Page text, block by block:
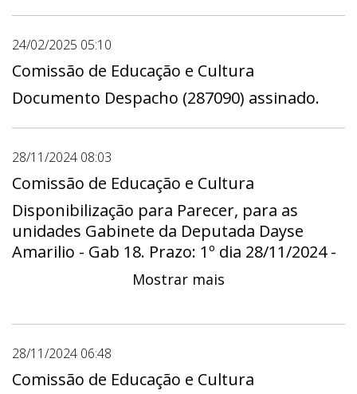
24/02/2025 05:10
Comissão de Educação e Cultura
Documento Despacho (287090) assinado.
28/11/2024 08:03
Comissão de Educação e Cultura
Disponibilização para Parecer, para as
unidades Gabinete da Deputada Dayse
Amarilio - Gab 18. Prazo: 1º dia 28/11/2024 -
00:00 a útimo dia 11/12/2024 - 23:59
Mostrar mais
28/11/2024 06:48
Comissão de Educação e Cultura